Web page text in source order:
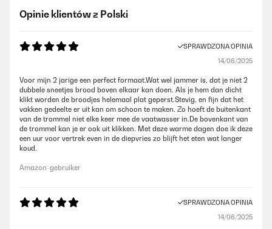
Opinie klientów z Polski
SPRAWDZONA OPINIA
14/06/2025
Voor mijn 2 jarige een perfect formaat.Wat wel jammer is, dat je niet 2
dubbele sneetjes brood boven elkaar kan doen. Als je hem dan dicht
klikt worden de broodjes helemaal plat geperst.Stevig, en fijn dat het
vakken gedeelte er uit kan om schoon te maken. Zo hoeft de buitenkant
van de trommel niet elke keer mee de vaatwasser in.De bovenkant van
de trommel kan je er ook uit klikken. Met deze warme dagen doe ik deze
een uur voor vertrek even in de diepvries zo blijft het eten wat langer
koud.
Amazon-gebruiker
SPRAWDZONA OPINIA
14/06/2025